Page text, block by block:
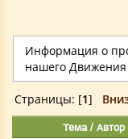
Информация о
нашего Движения
Страницы: [1]
Тема/ Автор